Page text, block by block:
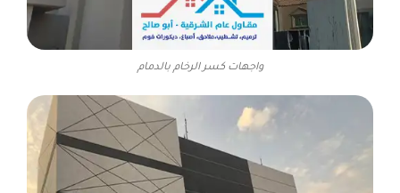
واجهات كسر الرخام بالدمام